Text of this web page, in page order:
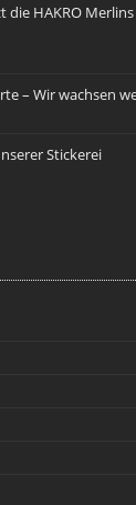
HAKRO
– Wir wachsen
Stickerei